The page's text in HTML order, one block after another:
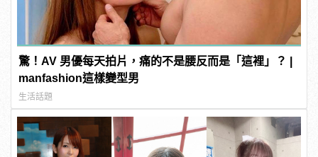
驚！AV 男優每天拍片，痛的不是腰反而是「這裡」？ |
manfashion這樣變型男
生活話題